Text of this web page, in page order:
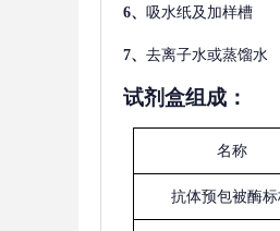
6、 吸水纸及加样槽
7、 去离子水或蒸馏水
试剂盒组成：
名称
抗体预包被酶标